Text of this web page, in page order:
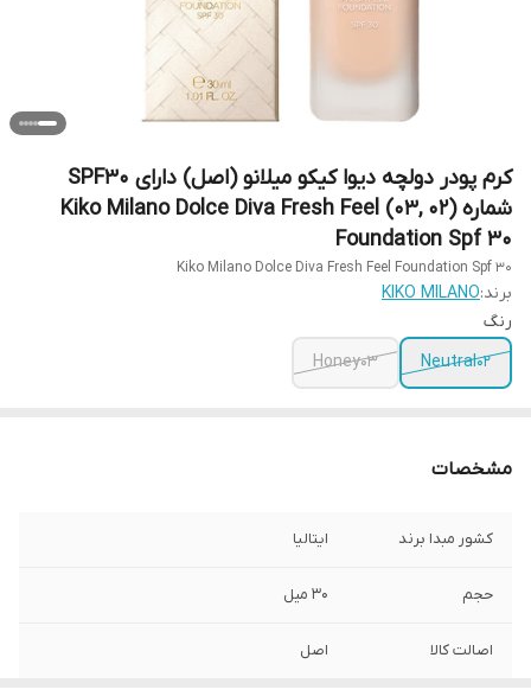
کرم پودر دولچه دیوا کیکو میلانو (اصل) دارای SPF30
شماره (02 ,03) Kiko Milano Dolce Diva Fresh Feel
Foundation Spf 30
Kiko Milano Dolce Diva Fresh Feel Foundation Spf 30
برند:KIKO MILANO
رنگ
Neutral02
Honey03
مشخصات
کشور مبدا برند ایتالیا
حجم ۳۰ میل
اصالت کالا اصل